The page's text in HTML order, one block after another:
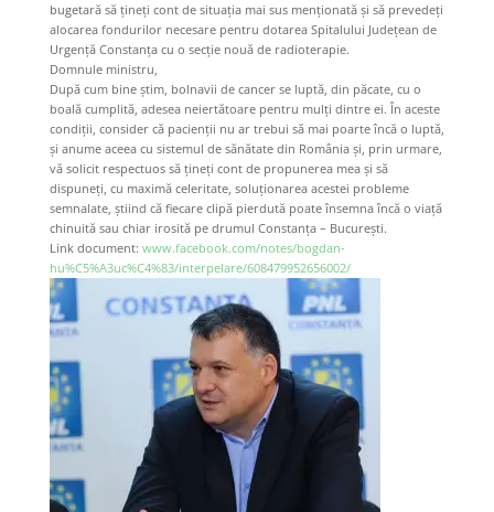
bugetară să țineți cont de situația mai sus menționată și să prevedeți
alocarea fondurilor necesare pentru dotarea Spitalului Județean de
Urgență Constanța cu o secție nouă de radioterapie.
Domnule ministru,
După cum bine știm, bolnavii de cancer se luptă, din păcate, cu o
boală cumplită, adesea neiertătoare pentru mulți dintre ei. În aceste
condiții, consider că pacienții nu ar trebui să mai poarte încă o luptă,
și anume aceea cu sistemul de sănătate din România și, prin urmare,
vă solicit respectuos să țineți cont de propunerea mea și să
dispuneți, cu maximă celeritate, soluționarea acestei probleme
semnalate, știind că fiecare clipă pierdută poate însemna încă o viață
chinuită sau chiar irosită pe drumul Constanța – București.
Link document: www.facebook.com/notes/bogdan-
hu%C5%A3uc%C4%83/interpelare/608479952656002/